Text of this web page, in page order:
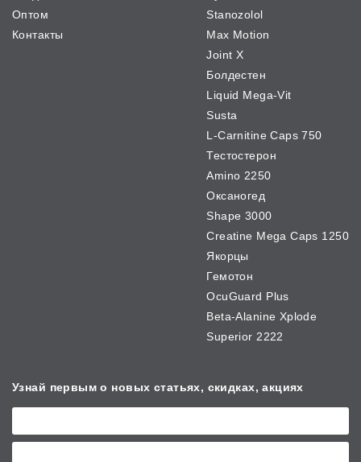
Оптом
Контакты
Stanozolol
Max Motion
Joint X
Болдестен
Liquid Mega-Vit
Susta
L-Carnitine Caps 750
Тестостерон
Amino 2250
Оксаногед
Shape 3000
Creatine Mega Caps 1250
Якорцы
Гемотон
OcuGuard Plus
Beta-Alanine Xplode
Superior 2222
Узнай первым о новых статьях, скидках, акциях